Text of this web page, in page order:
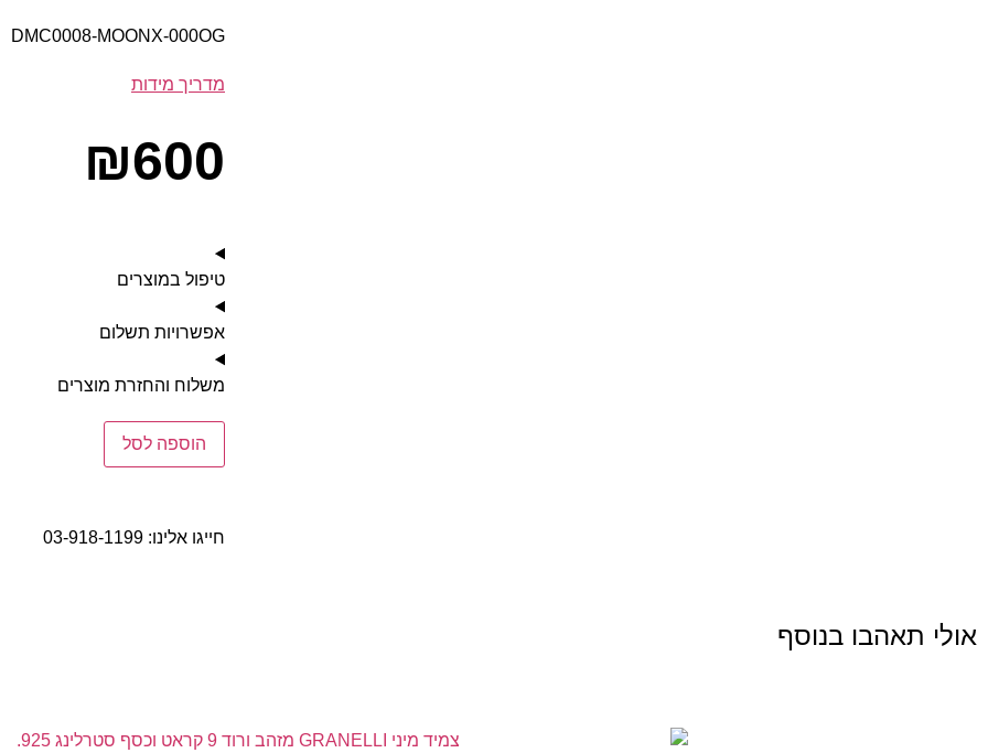
DMC0008-MOONX-000OG
מדריך מידות
₪600
טיפול במוצרים
אפשרויות תשלום
משלוח והחזרת מוצרים
הוספה לסל
חייגו אלינו: 03-918-1199
אולי תאהבו בנוסף